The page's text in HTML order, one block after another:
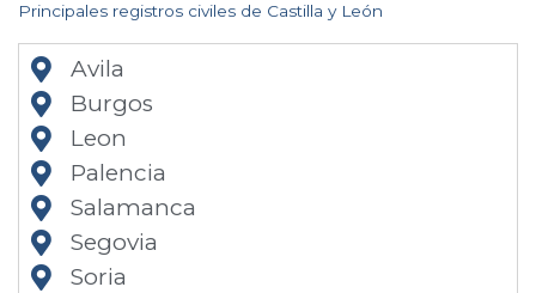
Principales registros civiles de Castilla y León
Avila
Burgos
Leon
Palencia
Salamanca
Segovia
Soria